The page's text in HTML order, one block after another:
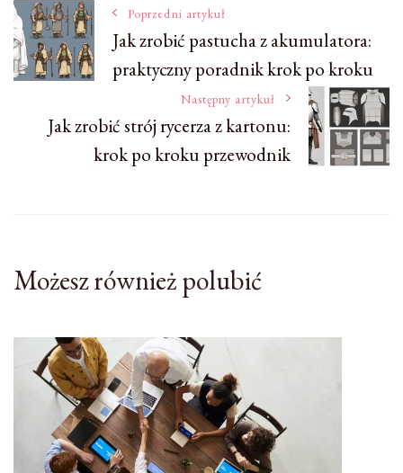
Nawigacja
wpisu
Poprzedni artykuł
Jak zrobić pastucha z akumulatora:
praktyczny poradnik krok po kroku
Następny artykuł
Jak zrobić strój rycerza z kartonu:
krok po kroku przewodnik
Możesz również polubić